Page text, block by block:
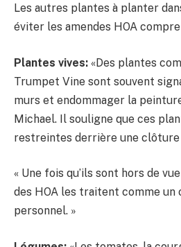
Les autres plantes à planter
éviter les amendes HOA
Plantes vives: «Des plantes
Trumpet Vine sont souvent
murs et endommager la
Michael. Il souligne que ces
restreintes derrière une clôture
« Une fois qu’ils sont hors de
des HOA les traitent comme un
personnel. »